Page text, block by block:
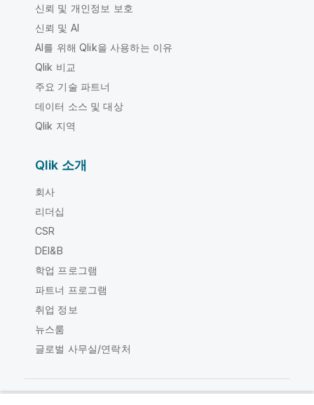
신뢰 및 개인정보 보호
신뢰 및 AI
AI를 위해 Qlik을 사용하는 이유
Qlik 비교
주요 기술 파트너
데이터 소스 및 대상
Qlik 지역
Qlik 소개
회사
리더십
CSR
DEI&B
학업 프로그램
파트너 프로그램
취업 정보
뉴스룸
글로벌 사무실/연락처